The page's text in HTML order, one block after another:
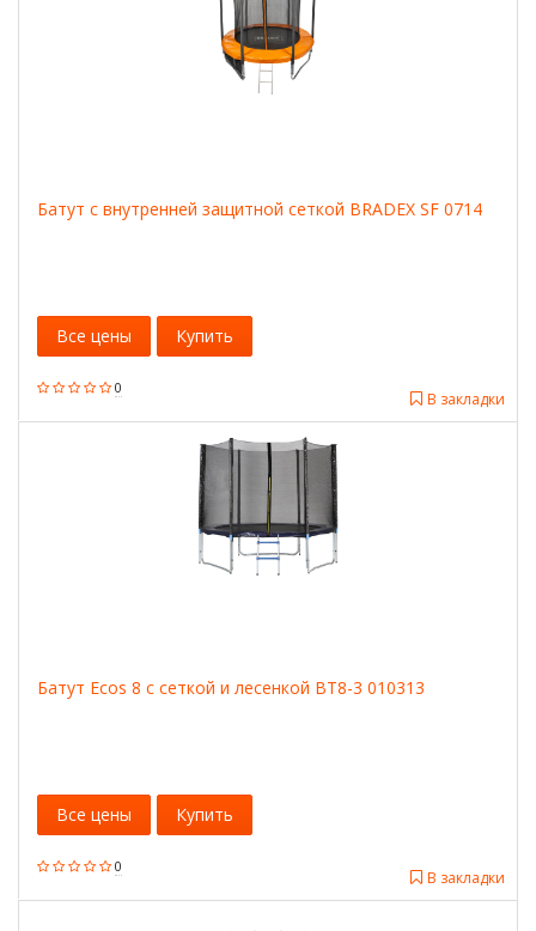
Батут с внутренней защитной сеткой BRADEX SF 0714
0
В закладки
Все цены Купить
Батут Ecos 8 с сеткой и лесенкой BT8-3 010313
0
В закладки
Все цены Купить